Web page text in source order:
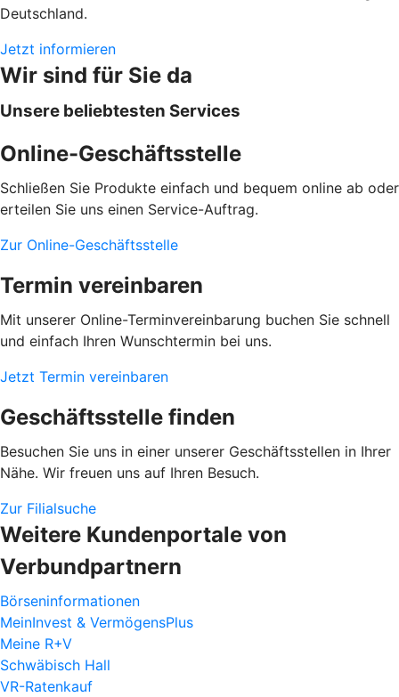
Deutschland.
Jetzt informieren
Wir sind für Sie da
Unsere beliebtesten Services
Online-Geschäftsstelle
Schließen Sie Produkte einfach und bequem online ab oder
erteilen Sie uns einen Service-Auftrag.
Zur Online-Geschäftsstelle
Termin vereinbaren
Mit unserer Online-Terminvereinbarung buchen Sie schnell
und einfach Ihren Wunschtermin bei uns.
Jetzt Termin vereinbaren
Geschäftsstelle finden
Besuchen Sie uns in einer unserer Geschäftsstellen in Ihrer
Nähe. Wir freuen uns auf Ihren Besuch.
Zur Filialsuche
Weitere Kundenportale von
Verbundpartnern
Börseninformationen
MeinInvest & VermögensPlus
Meine R+V
Schwäbisch Hall
VR-Ratenkauf